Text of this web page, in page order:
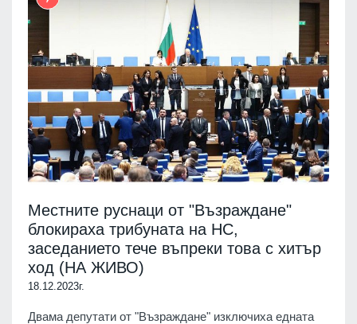
Местните руснаци от "Възраждане"
блокираха трибуната на НС,
заседанието тече въпреки това с хитър
ход (НА ЖИВО)
18.12.2023г.
Двама депутати от "Възраждане" изключиха едната